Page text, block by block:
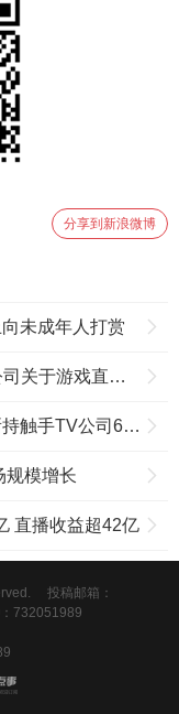
分享到新浪微博
未成年人打赏
戏直播的声明
公司6.1684%股份
规模增长
直播收益超42亿
投稿邮箱：
732051989